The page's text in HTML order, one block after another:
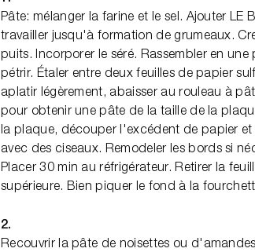
Pâte: mélanger la farine et le sel. Ajouter LE
travailler jusqu'à formation de grumeaux.
puits. Incorporer le séré. Rassembler en une
pétrir. Étaler entre deux feuilles de papier
aplatir légèrement, abaisser au rouleau à
pour obtenir une pâte de la taille de la
la plaque, découper l'excédent de papier
avec des ciseaux. Remodeler les bords si
Placer 30 min au réfrigérateur. Retirer la
supérieure. Bien piquer le fond à la
2.
Recouvrir la pâte de noisettes ou